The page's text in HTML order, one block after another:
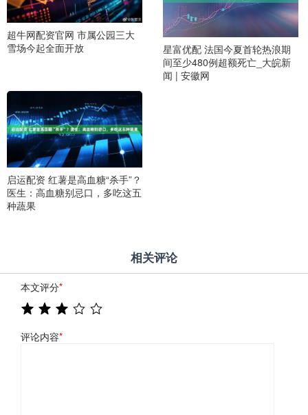
超牛网配资官网 市属公园三大
雪场今起全面开放
星富优配 法国今夏首轮热浪期
间至少480例超额死亡_大皖新
闻 | 安徽网
启运配资 红薯是高血糖“杀手”？
医生：高血糖别忌口，多吃这五
种蔬果
相关评论
本文评分*
评论内容*